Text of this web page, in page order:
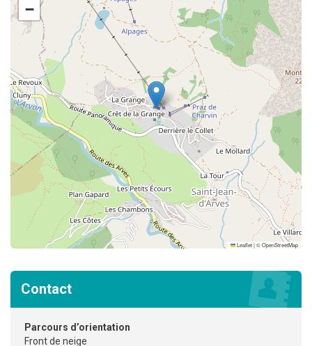
−
Leaflet|©OpenStreetMap
Contact
Parcours d’orientation
Front de neige